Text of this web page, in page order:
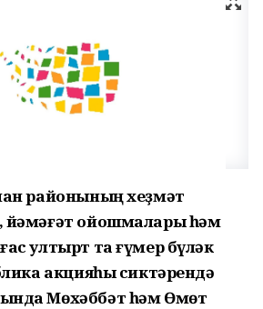
районының хеҙмәт
йәмәғәт ойошмалары һәм
ултырт та ғүмер бүләк
акцияһы сиктәрендә
Мөхәббәт һәм Өмөт